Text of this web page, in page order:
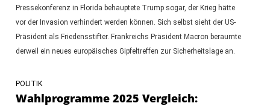
Pressekonferenz in Florida behauptete Trump sogar, der Krieg hätte
vor der Invasion verhindert werden können. Sich selbst sieht der US-
Präsident als Friedensstifter. Frankreichs Präsident Macron beraumte
derweil ein neues europäisches Gipfeltreffen zur Sicherheitslage an.
POLITIK
Wahlprogramme 2025 Vergleich: